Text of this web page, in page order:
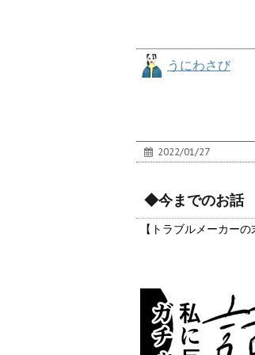
うにわさび
2022/01/27
◆今までのお話
【トラブルメーカーの